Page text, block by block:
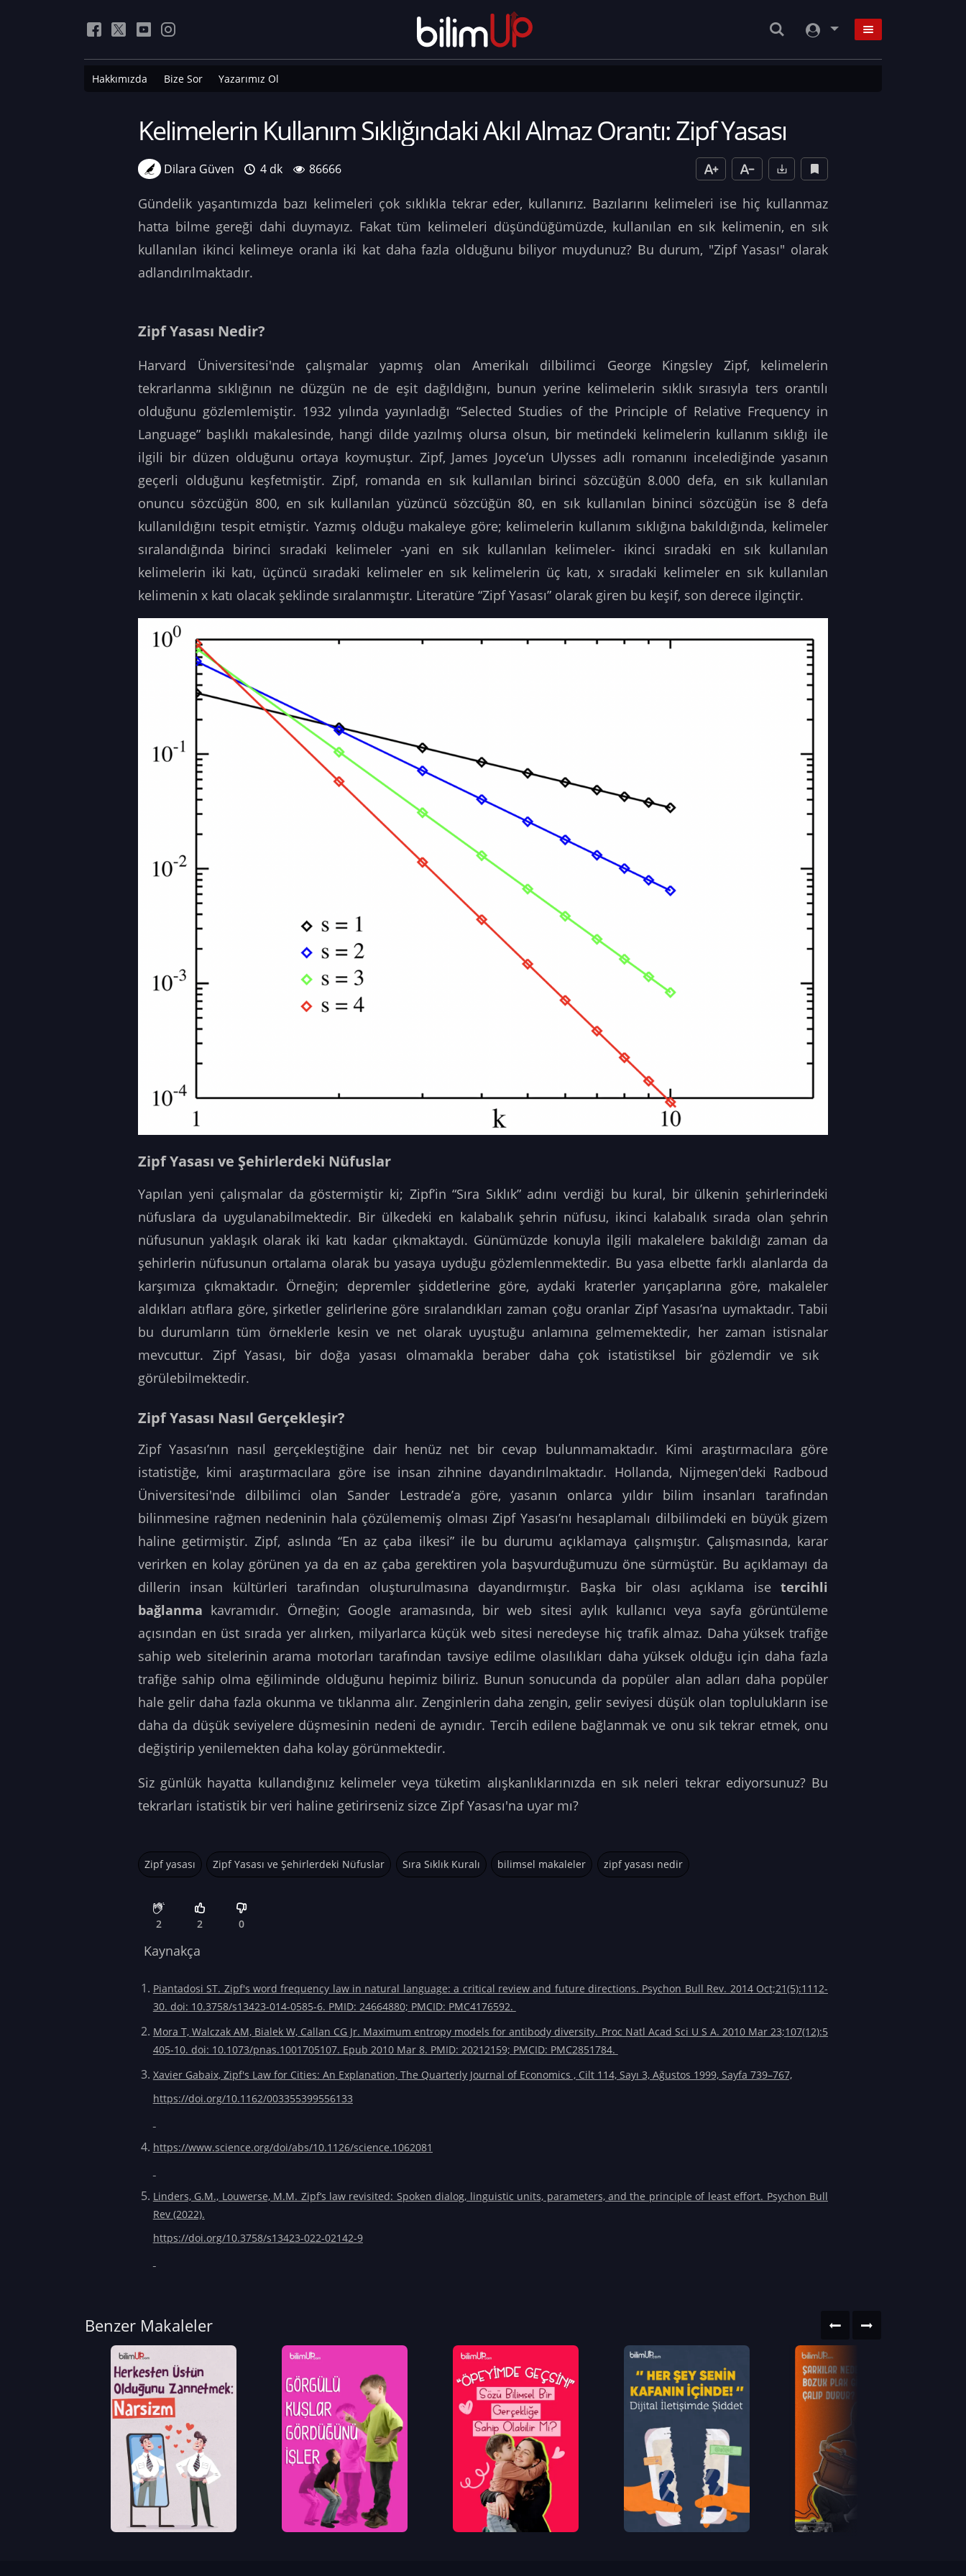
Hakkımızda Bize Sor Yazarımız Ol
Kelimelerin Kullanım Sıklığındaki Akıl Almaz Orantı: Zipf Yasası
Dilara Güven 4 dk 86666
Gündelik yaşantımızda bazı kelimeleri çok sıklıkla tekrar eder, kullanırız. Bazılarını kelimeleri ise hiç kullanmaz
hatta bilme gereği dahi duymayız. Fakat tüm kelimeleri düşündüğümüzde, kullanılan en sık kelimenin, en sık
kullanılan ikinci kelimeye oranla iki kat daha fazla olduğunu biliyor muydunuz? Bu durum, "Zipf Yasası" olarak
adlandırılmaktadır.
Zipf Yasası Nedir?
Harvard Üniversitesi'nde çalışmalar yapmış olan Amerikalı dilbilimci George Kingsley Zipf, kelimelerin
tekrarlanma sıklığının ne düzgün ne de eşit dağıldığını, bunun yerine kelimelerin sıklık sırasıyla ters orantılı
olduğunu gözlemlemiştir. 1932 yılında yayınladığı “Selected Studies of the Principle of Relative Frequency in
Language” başlıklı makalesinde, hangi dilde yazılmış olursa olsun, bir metindeki kelimelerin kullanım sıklığı ile
ilgili bir düzen olduğunu ortaya koymuştur. Zipf, James Joyce’un Ulysses adlı romanını incelediğinde yasanın
geçerli olduğunu keşfetmiştir. Zipf, romanda en sık kullanılan birinci sözcüğün 8.000 defa, en sık kullanılan
onuncu sözcüğün 800, en sık kullanılan yüzüncü sözcüğün 80, en sık kullanılan bininci sözcüğün ise 8 defa
kullanıldığını tespit etmiştir. Yazmış olduğu makaleye göre; kelimelerin kullanım sıklığına bakıldığında, kelimeler
sıralandığında birinci sıradaki kelimeler -yani en sık kullanılan kelimeler- ikinci sıradaki en sık kullanılan
kelimelerin iki katı, üçüncü sıradaki kelimeler en sık kelimelerin üç katı, x sıradaki kelimeler en sık kullanılan
kelimenin x katı olacak şeklinde sıralanmıştır. Literatüre “Zipf Yasası” olarak giren bu keşif, son derece ilginçtir.
Zipf Yasası ve Şehirlerdeki Nüfuslar
Yapılan yeni çalışmalar da göstermiştir ki; Zipf’in “Sıra Sıklık” adını verdiği bu kural, bir ülkenin şehirlerindeki
nüfuslara da uygulanabilmektedir. Bir ülkedeki en kalabalık şehrin nüfusu, ikinci kalabalık sırada olan şehrin
nüfusunun yaklaşık olarak iki katı kadar çıkmaktaydı. Günümüzde konuyla ilgili makalelere bakıldığı zaman da
şehirlerin nüfusunun ortalama olarak bu yasaya uyduğu gözlemlenmektedir. Bu yasa elbette farklı alanlarda da
karşımıza çıkmaktadır. Örneğin; depremler şiddetlerine göre, aydaki kraterler yarıçaplarına göre, makaleler
aldıkları atıflara göre, şirketler gelirlerine göre sıralandıkları zaman çoğu oranlar Zipf Yasası’na uymaktadır. Tabii
bu durumların tüm örneklerle kesin ve net olarak uyuştuğu anlamına gelmemektedir, her zaman istisnalar
mevcuttur. Zipf Yasası, bir doğa yasası olmamakla beraber daha çok istatistiksel bir gözlemdir ve sık ​​
görülebilmektedir.
Zipf Yasası Nasıl Gerçekleşir?
Zipf Yasası’nın nasıl gerçekleştiğine dair henüz net bir cevap bulunmamaktadır. Kimi araştırmacılara göre
istatistiğe, kimi araştırmacılara göre ise insan zihnine dayandırılmaktadır. Hollanda, Nijmegen'deki Radboud
Üniversitesi'nde dilbilimci olan Sander Lestrade’a göre, yasanın onlarca yıldır bilim insanları tarafından
bilinmesine rağmen nedeninin hala çözülememiş olması Zipf Yasası’nı hesaplamalı dilbilimdeki en büyük gizem
haline getirmiştir. Zipf, aslında “En az çaba ilkesi” ile bu durumu açıklamaya çalışmıştır. Çalışmasında, karar
verirken en kolay görünen ya da en az çaba gerektiren yola başvurduğumuzu öne sürmüştür. Bu açıklamayı da
dillerin insan kültürleri tarafından oluşturulmasına dayandırmıştır. Başka bir olası açıklama isetercihli
bağlanma kavramıdır. Örneğin; Google aramasında, bir web sitesi aylık kullanıcı veya sayfa görüntüleme
açısından en üst sırada yer alırken, milyarlarca küçük web sitesi neredeyse hiç trafik almaz. Daha yüksek trafiğe
sahip web sitelerinin arama motorları tarafından tavsiye edilme olasılıkları daha yüksek olduğu için daha fazla
trafiğe sahip olma eğiliminde olduğunu hepimiz biliriz. Bunun sonucunda da popüler alan adları daha popüler
hale gelir daha fazla okunma ve tıklanma alır. Zenginlerin daha zengin, gelir seviyesi düşük olan toplulukların ise
daha da düşük seviyelere düşmesinin nedeni de aynıdır. Tercih edilene bağlanmak ve onu sık tekrar etmek, onu
değiştirip yenilemekten daha kolay görünmektedir.
Siz günlük hayatta kullandığınız kelimeler veya tüketim alışkanlıklarınızda en sık neleri tekrar ediyorsunuz? Bu
tekrarları istatistik bir veri haline getirirseniz sizce Zipf Yasası'na uyar mı?
Zipf yasası Zipf Yasası ve Şehirlerdeki Nüfuslar Sıra Sıklık Kuralı bilimsel makaleler zipf yasası nedir
2 2 0
Kaynakça
Piantadosi ST. Zipf's word frequency law in natural language: a critical review and future directions. Psychon Bull Rev. 2014 Oct;21(5):1112-
30. doi: 10.3758/s13423-014-0585-6. PMID: 24664880; PMCID: PMC4176592.
Mora T, Walczak AM, Bialek W, Callan CG Jr. Maximum entropy models for antibody diversity. Proc Natl Acad Sci U S A. 2010 Mar 23;107(12):5
405-10. doi: 10.1073/pnas.1001705107. Epub 2010 Mar 8. PMID: 20212159; PMCID: PMC2851784.
Xavier Gabaix, Zipf's Law for Cities: An Explanation, The Quarterly Journal of Economics , Cilt 114, Sayı 3, Ağustos 1999, Sayfa 739–767,
https://doi.org/10.1162/003355399556133
https://www.science.org/doi/abs/10.1126/science.1062081
Linders, G.M., Louwerse, M.M. Zipf’s law revisited: Spoken dialog, linguistic units, parameters, and the principle of least effort. Psychon Bull
Rev (2022).
https://doi.org/10.3758/s13423-022-02142-9
Benzer Makaleler